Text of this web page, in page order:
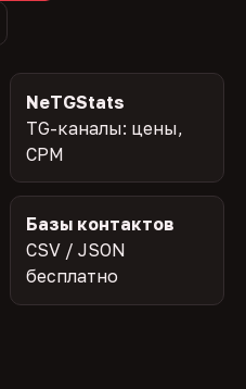
NeTGStats
TG-каналы: цены,
CPM
Базы контактов
CSV / JSON
бесплатно